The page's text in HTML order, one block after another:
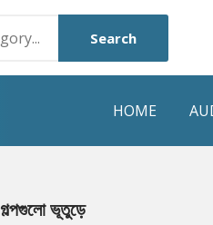
Search
HOME
গল্পগুলো ভূতুড়ে